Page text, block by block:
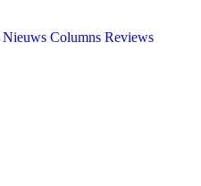
Nieuws Columns Reviews